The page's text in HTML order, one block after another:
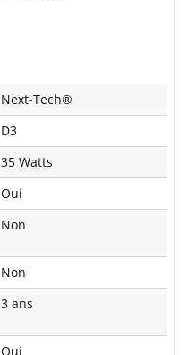
Next-Tech®
D3
35 Watts
Oui
Non
Non
3 ans
Oui